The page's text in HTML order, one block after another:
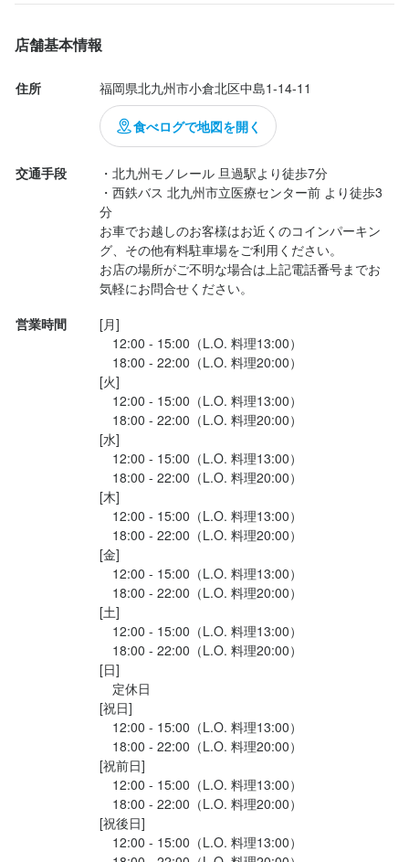
店舗基本情報
住所 福岡県北九州市小倉北区中島1-14-11
食べログで地図を開く
交通手段
・北九州モノレール 旦過駅より徒歩7分
・西鉄バス 北九州市立医療センター前 より徒歩3
分
お車でお越しのお客様はお近くのコインパーキン
グ、その他有料駐車場をご利用ください。
お店の場所がご不明な場合は上記電話番号までお
気軽にお問合せください。
営業時間
[月]
12:00 - 15:00（L.O. 料理13:00）
18:00 - 22:00（L.O. 料理20:00）
[火]
12:00 - 15:00（L.O. 料理13:00）
18:00 - 22:00（L.O. 料理20:00）
[水]
12:00 - 15:00（L.O. 料理13:00）
18:00 - 22:00（L.O. 料理20:00）
[木]
12:00 - 15:00（L.O. 料理13:00）
18:00 - 22:00（L.O. 料理20:00）
[金]
12:00 - 15:00（L.O. 料理13:00）
18:00 - 22:00（L.O. 料理20:00）
[土]
12:00 - 15:00（L.O. 料理13:00）
18:00 - 22:00（L.O. 料理20:00）
[日]
定休日
[祝日]
12:00 - 15:00（L.O. 料理13:00）
18:00 - 22:00（L.O. 料理20:00）
[祝前日]
12:00 - 15:00（L.O. 料理13:00）
18:00 - 22:00（L.O. 料理20:00）
[祝後日]
12:00 - 15:00（L.O. 料理13:00）
・落ち着いた雰囲気のお店で働きたい方
・接客が好きな方・興味がある方
・これまでの経験をいかして働きたい方
お互いに助け合うような雰囲気が自慢！
チームワークを大切にしながら働ける方を歓迎します！
お店の採用担当者からのメッセージ
数ある求人の中から、当店のページをご覧いただきありがとうご
をざっくばらんにお話しできればいいなと思っています！
経験者は優遇いたします！ブランクのある方も、まずはご相談く
あなたからのご応募をお待ちしております。
Restaurant KIMOTO
福岡県北九州市小倉北区中島1-14-11
法人名・事業者名
レストランキモト
最終更新日2026/03/26
・落ち着いた雰囲気のお店で働きたい方
・接客が好きな方・興味がある方
・これまでの経験をいかして働きたい方
お互いに助け合うような雰囲気が自慢！
チームワークを大切にしながら働ける方を歓迎します！
お店の採用担当者からのメッセージ
数ある求人の中から、当店のページをご覧いただきありがとうご
をざっくばらんにお話しできればいいなと思っています！
経験者は優遇いたします！ブランクのある方も、まずはご相談く
あなたからのご応募をお待ちしております。
Restaurant KIMOTO
福岡県北九州市小倉北区中島1-14-11
法人名・事業者名
レストランキモト
最終更新日2026/01/05